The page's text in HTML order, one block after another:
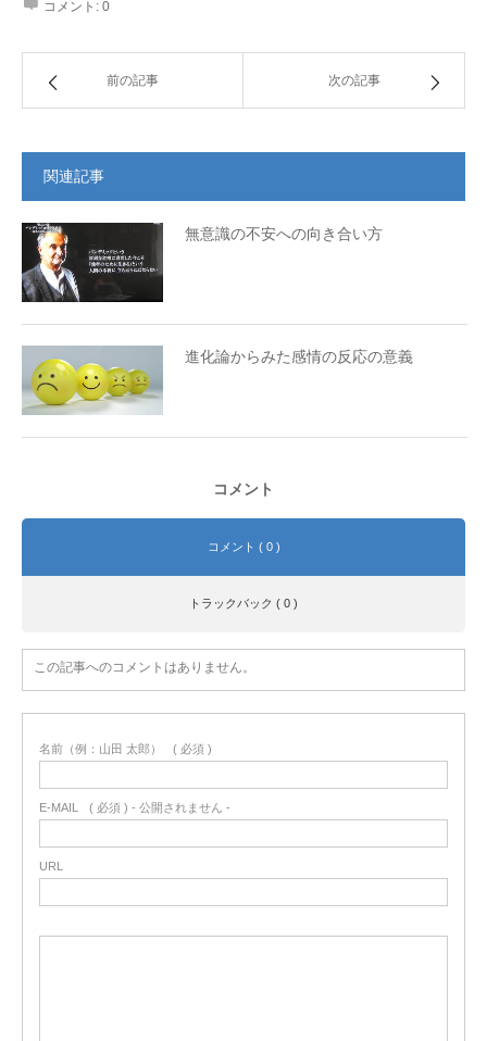
コメント: 0
前の記事 次の記事
関連記事
無意識の不安への向き合い方
進化論からみた感情の反応の意義
コメント
コメント ( 0 )
トラックバック ( 0 )
この記事へのコメントはありません。
名前（例：山田 太郎） ( 必須 )
E-MAIL ( 必須 ) - 公開されません -
URL